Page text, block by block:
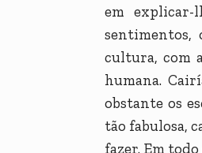
em
sentimentos,
cultura, com
humana.
obstante os
tão fabulosa,
fazer. Em